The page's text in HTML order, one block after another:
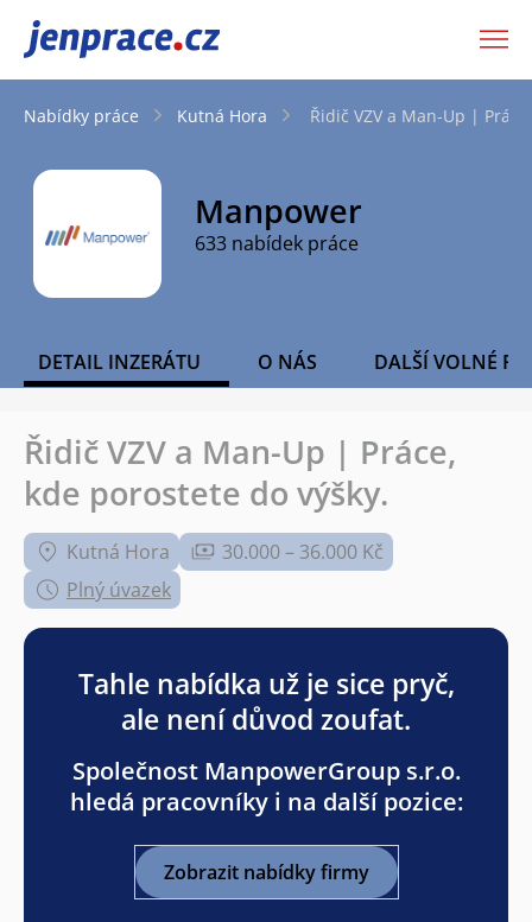
JenPráce.cz
Nabídky práce Kutná Hora Řidič VZV a Man-Up |
Manpower
633 nabídek práce
DETAIL INZERÁTU O NÁS DALŠÍ VOLNÉ
Řidič VZV a Man-Up | Práce,
kde porostete do výšky.
Kutná Hora
30.000 – 36.000 Kč
Plný úvazek
Tahle nabídka už je sice pryč,
ale není důvod zoufat.
Společnost ManpowerGroup s.r.o.
hledá pracovníky i na další pozice:
Zobrazit nabídky firmy